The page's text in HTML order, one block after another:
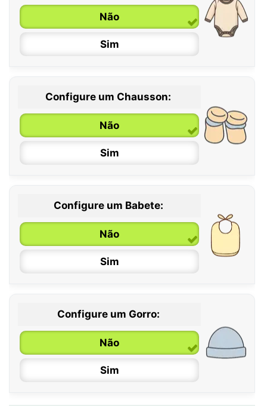
Não
Sim
0 / 6 meses
6 / 12 meses
12 / 18 meses
Configure um Chausson:
Não
Sim
Configure um Babete:
Não
Sim
Configure um Gorro:
Não
Sim